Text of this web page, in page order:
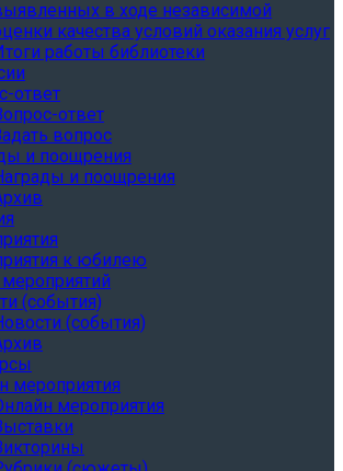
в ходе независимой
качества условий оказания услуг
работы библиотеки
ответ
ответ
вопрос
и поощрения
и поощрения
к юбилею
(события)
(события)
мероприятия
мероприятия